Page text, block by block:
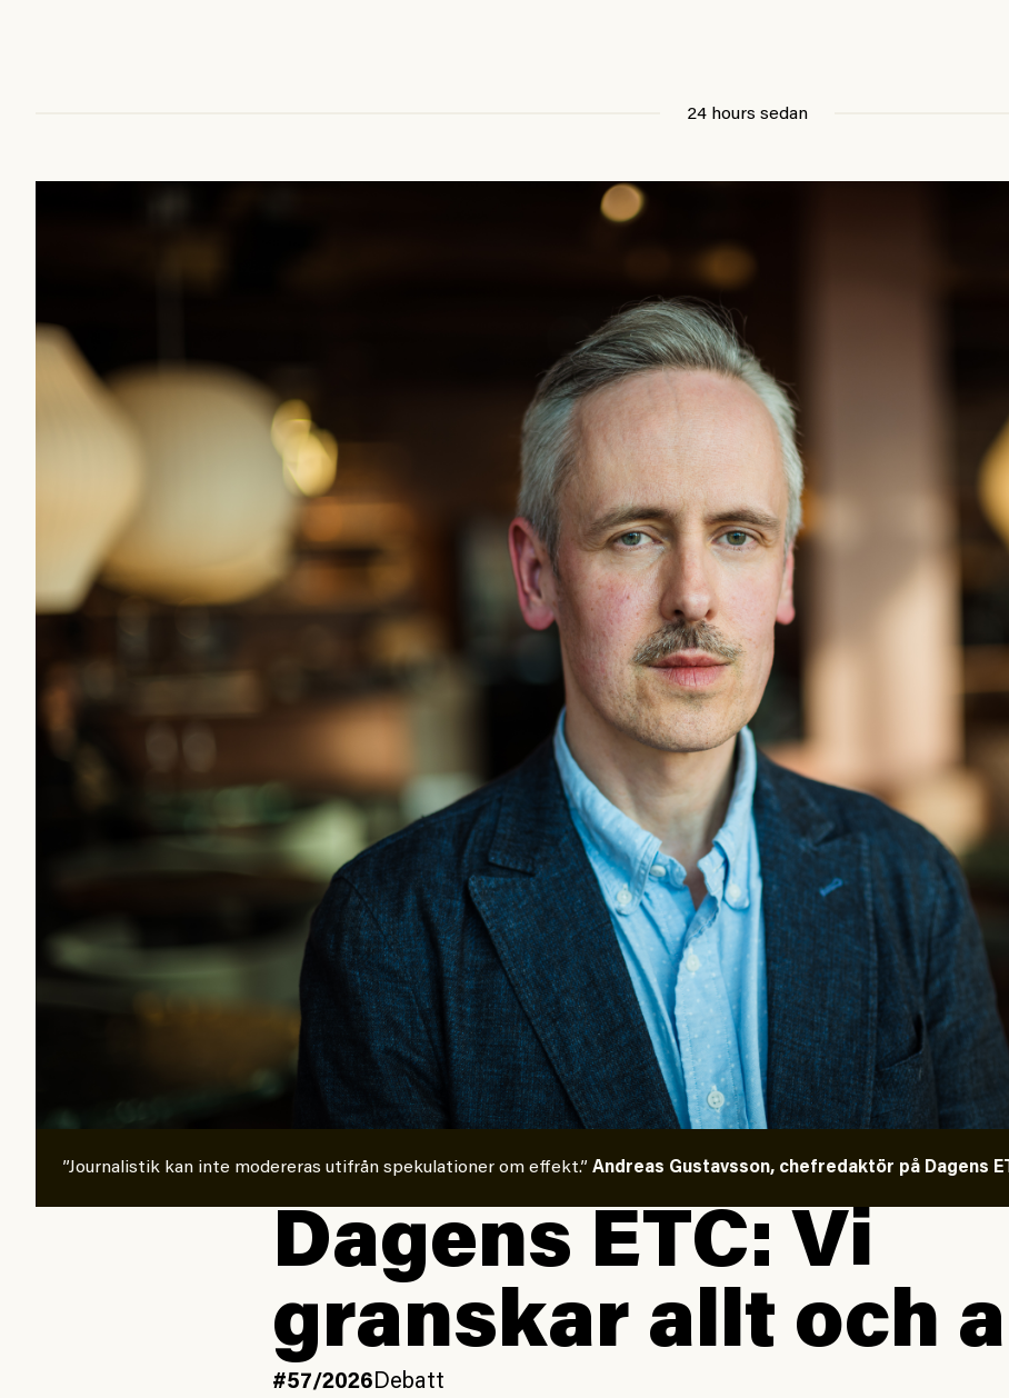
24 hours sedan
”Journalistik kan inte modereras utifrån spekulationer om effekt.” Andreas Gustavsson, chefredaktör på Dagens
Dagens ETC: Vi
granskar allt och
#57/2026Debatt